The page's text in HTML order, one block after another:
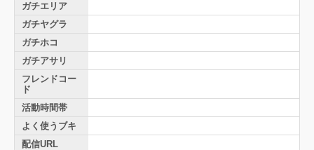
ガチエリア
ガチヤグラ
ガチホコ
ガチアサリ
フレンドコー
ド
活動時間帯
よく使うブキ
配信URL